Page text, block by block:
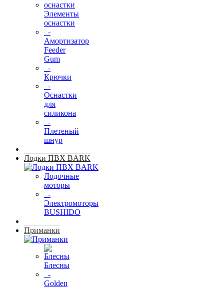
Элементы
оснастки
-
Амортизатор
Feeder
Gum
-
Крючки
-
Оснастки
для
силикона
-
Плетеный
шнур
Лодки ПВХ BARK
Лодочные
моторы
-
Электромоторы
BUSHIDO
Приманки
Блесны
-
Golden